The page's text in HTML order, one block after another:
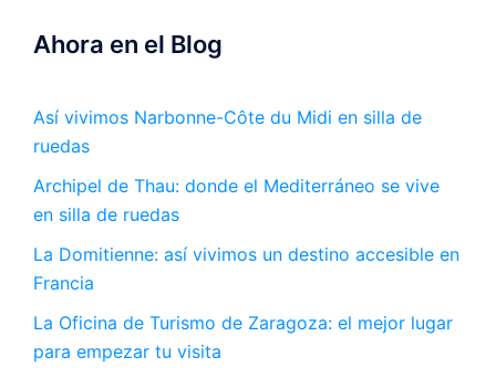
Ahora en el Blog
Así vivimos Narbonne-Côte du Midi en silla de
ruedas
Archipel de Thau: donde el Mediterráneo se vive
en silla de ruedas
La Domitienne: así vivimos un destino accesible en
Francia
La Oficina de Turismo de Zaragoza: el mejor lugar
para empezar tu visita